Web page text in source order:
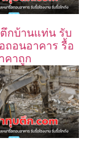
กบ้านแท่น รับ
ถอนอาคาร รื้อ
คาถูก